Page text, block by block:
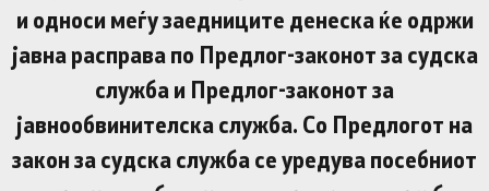
и односи меѓу заедниците денеска ќе одржи
јавна расправа по Предлог-законот за судска
служба и Предлог-законот за
јавнообвинителска служба. Со Предлогот на
закон за судска служба се уредува посебниот